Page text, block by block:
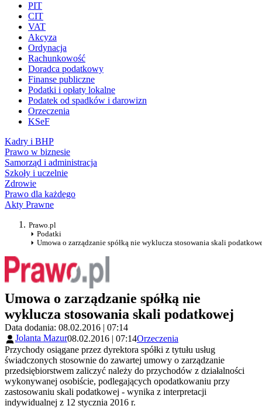
PIT
CIT
VAT
Akcyza
Ordynacja
Rachunkowość
Doradca podatkowy
Finanse publiczne
Podatki i opłaty lokalne
Podatek od spadków i darowizn
Orzeczenia
KSeF
Kadry i BHP
Prawo w biznesie
Samorząd i administracja
Szkoły i uczelnie
Zdrowie
Prawo dla każdego
Akty Prawne
Prawo.pl
Podatki
Umowa o zarządzanie spółką nie wyklucza stosowania skali
Umowa o zarządzanie spółką nie
wyklucza stosowania skali podatkowej
Data dodania: 08.02.2016 | 07:14
Jolanta Mazur08.02.2016 | 07:14Orzeczenia
Przychody osiągane przez dyrektora spółki z tytułu usług
świadczonych stosownie do zawartej umowy o zarządzanie
przedsiębiorstwem zaliczyć należy do przychodów z działalności
wykonywanej osobiście, podlegających opodatkowaniu przy
zastosowaniu skali podatkowej - wynika z interpretacji
indywidualnej z 12 stycznia 2016 r.